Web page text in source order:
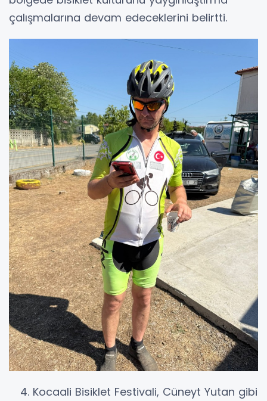
çalışmalarına devam edeceklerini belirtti.
Kocaali Bisiklet Festivali, Cüneyt Yutan gibi